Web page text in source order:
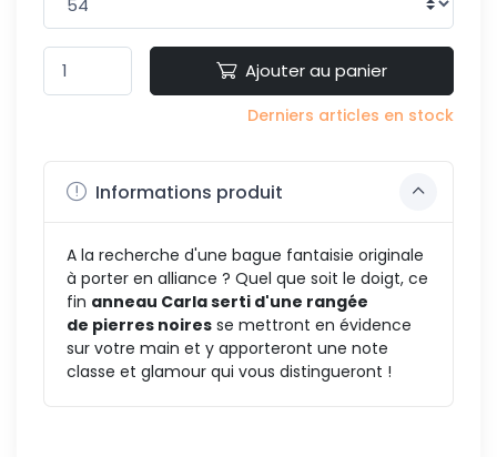
Ajouter au panier
Derniers articles en stock
Informations produit
A la recherche d'une bague fantaisie originale
à porter en alliance ? Quel que soit le doigt, ce
fin anneau Carla serti d'une rangée
de pierres noires se mettront en évidence
sur votre main et y apporteront une note
classe et glamour qui vous distingueront !